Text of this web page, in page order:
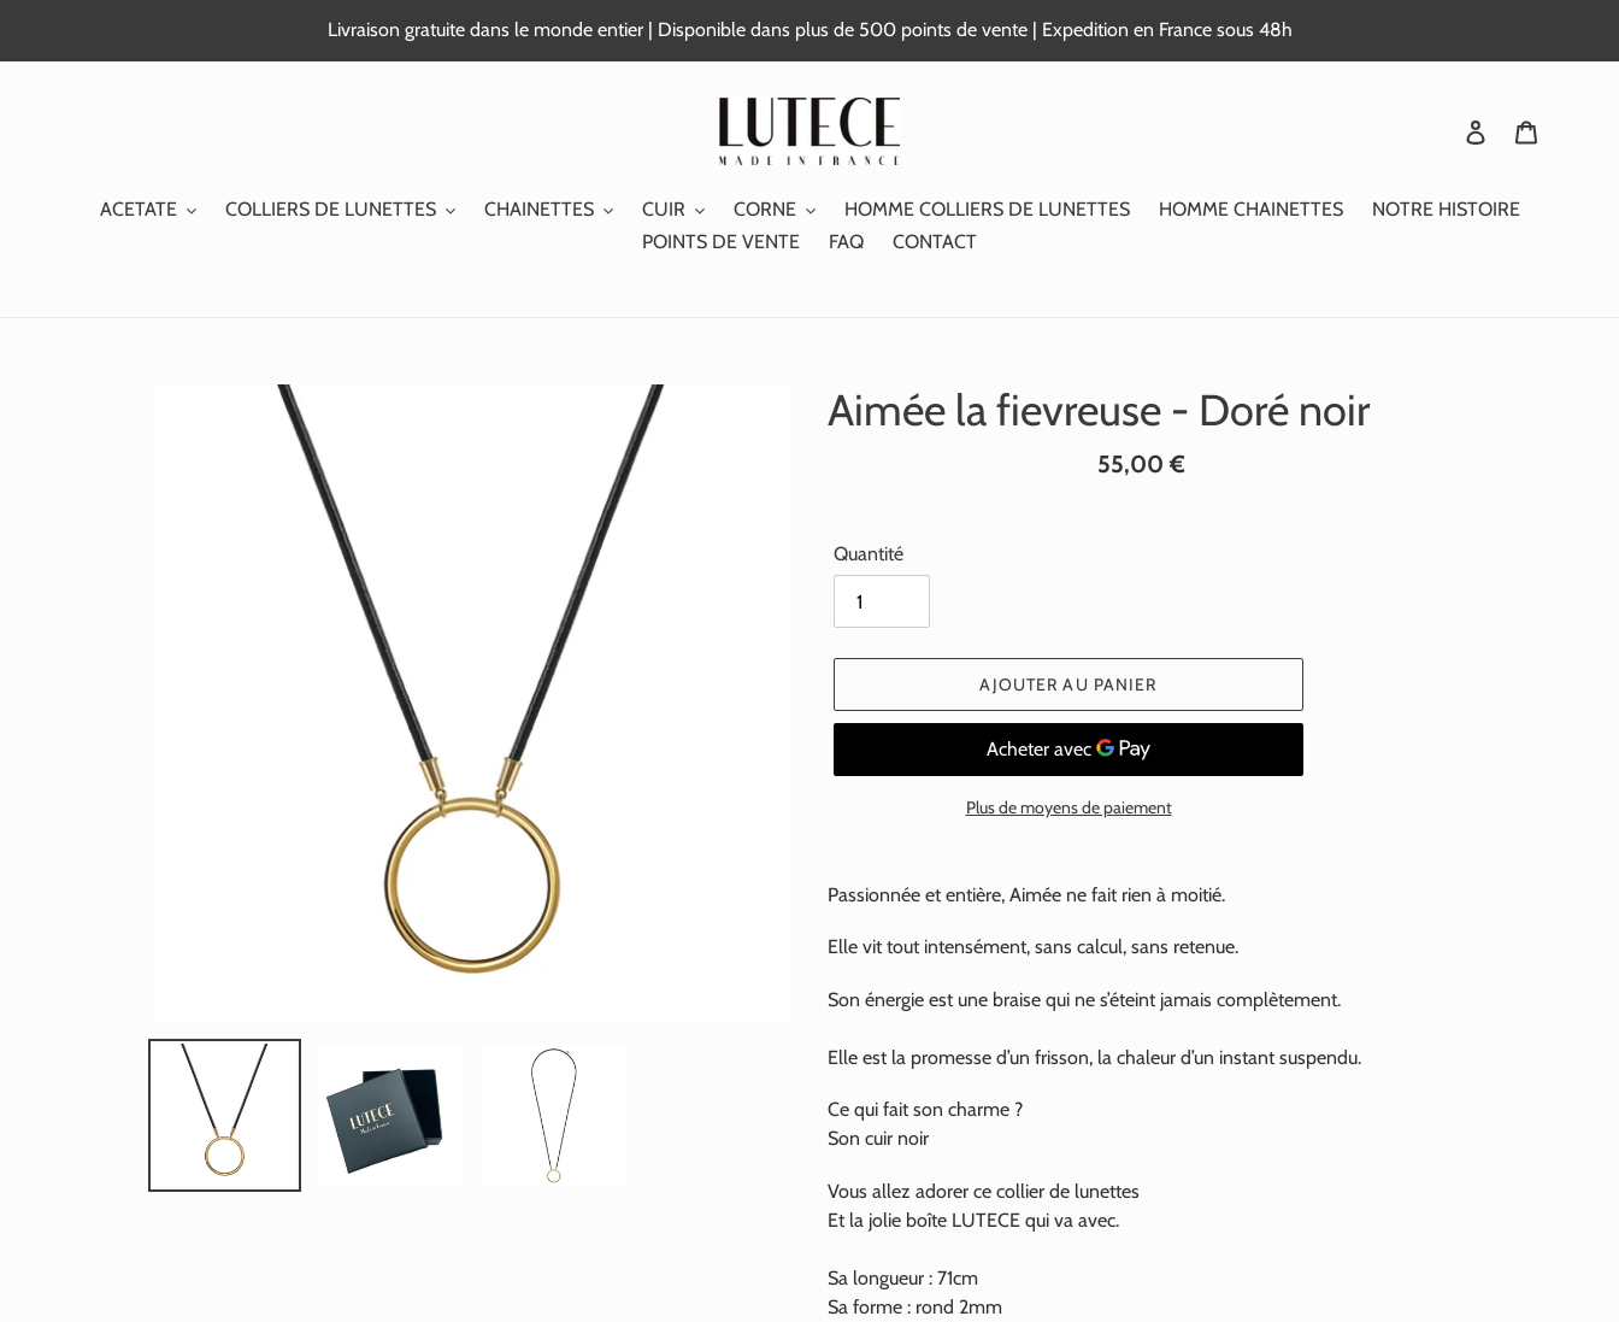
Livraison gratuite dans le monde entier | Disponible dans plus de 500 points de vente | Expedition en France sous 48h
Se connecter
ACETATE COLLIERS DE LUNETTES CHAINETTES CUIR CORNE HOMME COLLIERS DE LUNETTES HOMME CHAINETTES
NOTRE HISTOIRE
POINTS DE VENTE
FAQ CONTACT
Aimée la fievreuse - Doré noir
Prix
55,00 €
Quantité
AJOUTER AU PANIER
Plus de moyens de paiement
d'un
à
panier
Passionnée et entière, Aimée ne fait rien à moitié.
Elle vit tout intensément, sans calcul, sans retenue.
Son énergie est une braise qui ne s’éteint jamais complètement.
Elle est la promesse d’un frisson, la chaleur d’un instant suspendu.
Ce qui fait son charme ?
Son cuir noir
Vous allez adorer ce collier de lunettes
Et la jolie boîte LUTECE qui va avec.
Sa longueur : 71cm
Sa forme : rond 2mm